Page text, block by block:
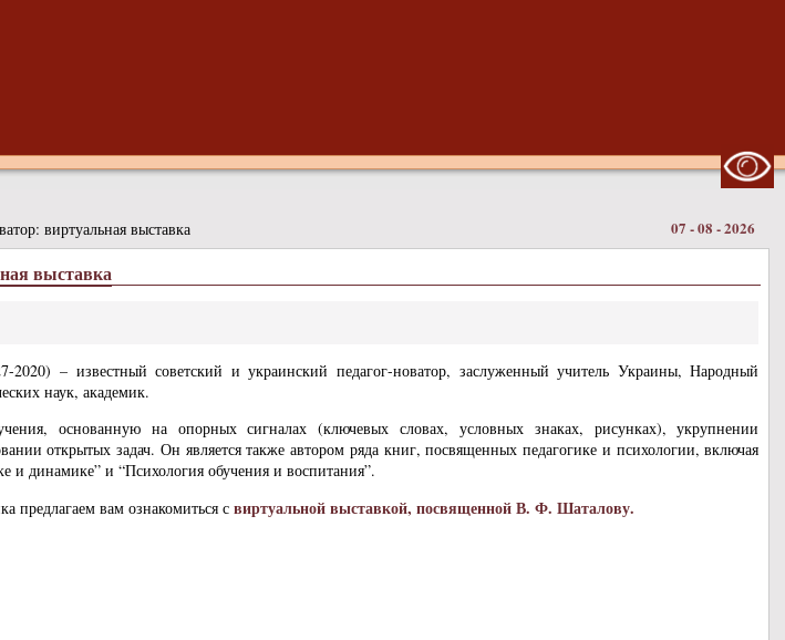
виртуальная выставка 07 - 08 - 2026
выставка
2020) – известный советский и украинский педагог-новатор, заслуженный учитель Украины, Народный
наук, академик.
основанную на опорных сигналах (ключевых словах, условных знаках, рисунках), укрупнении
открытых задач. Он является также автором ряда книг, посвященных педагогике и психологии, включая
и динамике” и “Психология обучения и воспитания”.
предлагаем вам ознакомиться свиртуальной выставкой, посвященной В. Ф. Шаталову.